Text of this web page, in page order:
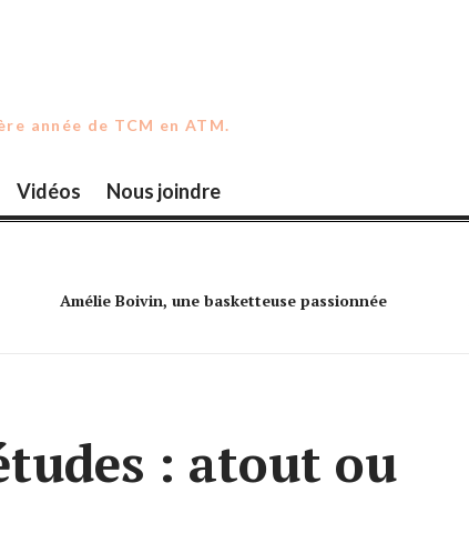
année de TCM en ATM.
Vidéos Nous joindre
Amélie Boivin, une basketteuse passionnée
: atout ou